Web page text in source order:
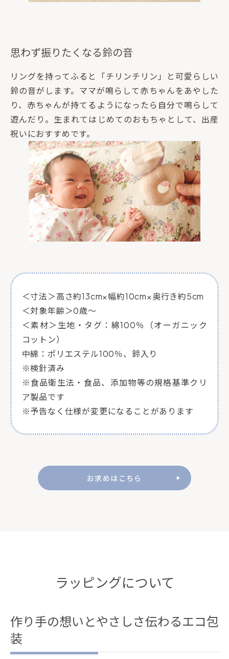
思わず振りたくなる鈴の音
リングを持ってふると「チリンチリン」と可愛らしい
鈴の音がします。ママが鳴らして赤ちゃんをあやした
り、赤ちゃんが持てるようになったら自分で鳴らして
遊んだり。生まれてはじめてのおもちゃとして、出産
祝いにおすすめです。
＜寸法＞高さ約13cm×幅約10cm×奥行き約5cm
＜対象年齢＞0歳～
＜素材＞生地・タグ：綿100％（オーガニック
コットン）
中綿：ポリエステル100％、鈴入り
※検針済み
※食品衛生法・食品、添加物等の規格基準クリ
ア製品です
※予告なく仕様が変更になることがあります
お求めはこちら
ラッピングについて
作り手の想いとやさしさ伝わるエコ包
装